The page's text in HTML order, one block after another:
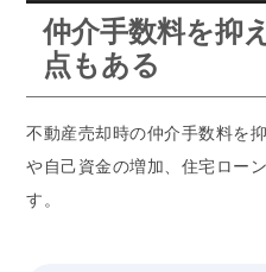
仲介手数料を抑
点もある
不動産売却時の仲介手数料を
や自己資金の増加、住宅ロー
す。